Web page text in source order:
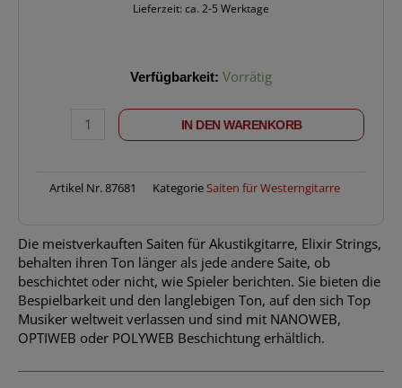
Lieferzeit: ca. 2-5 Werktage
Verfügbarkeit: Vorrätig
PhospBr.Acoust
IN DEN WARENKORB
Artikel Nr.87681 KategorieSaiten für Westerngitarre
Die meistverkauften Saiten für Akustikgitarre, Elixir Strings,
behalten ihren Ton länger als jede andere Saite, ob
beschichtet oder nicht, wie Spieler berichten. Sie bieten die
Bespielbarkeit und den langlebigen Ton, auf den sich Top
Musiker weltweit verlassen und sind mit NANOWEB,
OPTIWEB oder POLYWEB Beschichtung erhältlich.